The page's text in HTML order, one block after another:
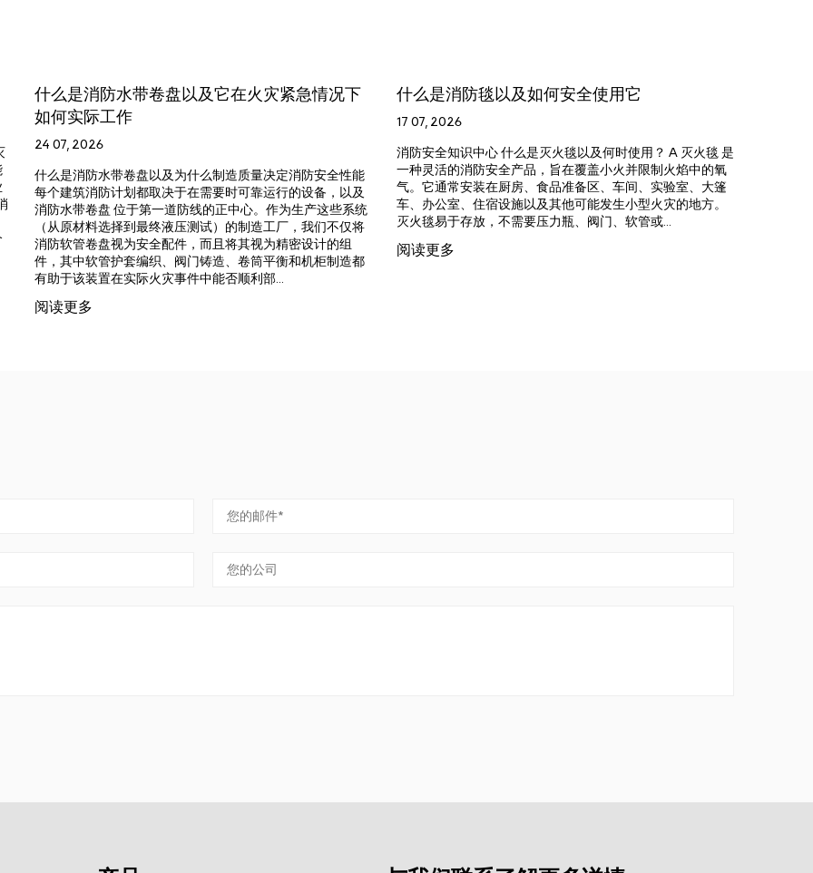
它在火灾紧急情况下
制造质量决定消防安全性能
要时可靠运行的设备，以及
正中心。作为生产这些系统
）的制造工厂，我们不仅将
且将其视为精密设计的组
造、卷筒平衡和机柜制造都
能否顺利部...
什么是消防毯以及如何安全使用它
消防安全知识中心 什么是灭火毯以及何时使用？ A 灭火毯 是
一种灵活的消防安全产品，旨在覆盖小火并限制火焰中的氧
气。它通常安装在厨房、食品准备区、车间、实验室、大篷
车、办公室、住宿设施以及其他可能发生小型火灾的地方。
灭火毯易于存放，不需要压力瓶、阀门、软管或...
阅读更多
如何选择、检查和使用灭火器
消防安全设备指南 如何正确选择、检查和使
火器 旨在在小火蔓延到无法安全使用便携式
对其进行控制。正确的选择取决于燃烧材料
装环境、灭火器容量、放电性能和当地消防
灭火器之前 ...